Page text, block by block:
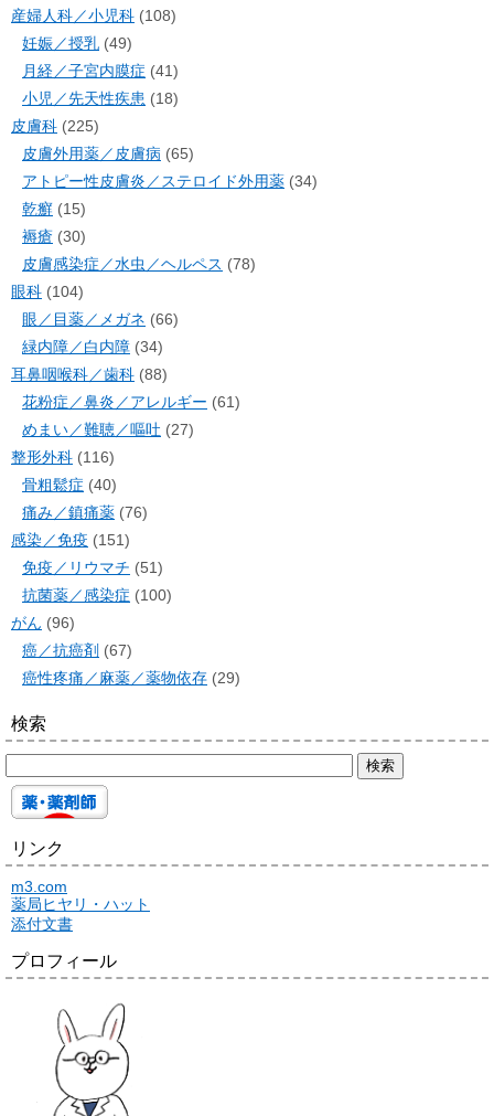
産婦人科／小児科 (108)
妊娠／授乳 (49)
月経／子宮内膜症 (41)
小児／先天性疾患 (18)
皮膚科 (225)
皮膚外用薬／皮膚病 (65)
アトピー性皮膚炎／ステロイド外用薬 (34)
乾癬 (15)
褥瘡 (30)
皮膚感染症／水虫／ヘルペス (78)
眼科 (104)
眼／目薬／メガネ (66)
緑内障／白内障 (34)
耳鼻咽喉科／歯科 (88)
花粉症／鼻炎／アレルギー (61)
めまい／難聴／嘔吐 (27)
整形外科 (116)
骨粗鬆症 (40)
痛み／鎮痛薬 (76)
感染／免疫 (151)
免疫／リウマチ (51)
抗菌薬／感染症 (100)
がん (96)
癌／抗癌剤 (67)
癌性疼痛／麻薬／薬物依存 (29)
検索
リンク
m3.com
薬局ヒヤリ・ハット
添付文書
プロフィール